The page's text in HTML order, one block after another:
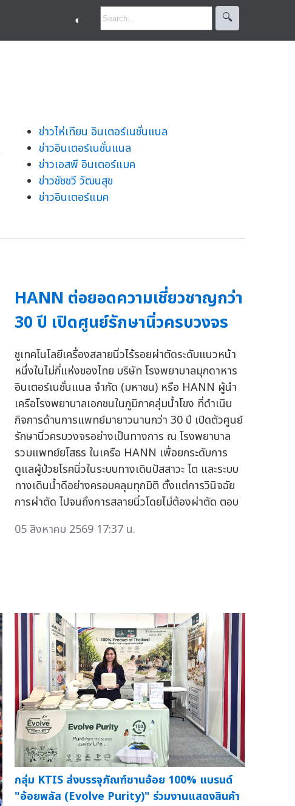
◐ 🔍︎
ข่าวไห่เทียน อินเตอร์เนชั่นแนล
ข่าวอินเตอร์เนชั่นแนล
ข่าวเอสพี อินเตอร์แมค
ข่าวชัชชวี วัฒนสุข
ข่าวอินเตอร์แมค
HANN ต่อยอดความเชี่ยวชาญกว่า
30 ปี เปิดศูนย์รักษานิ่วครบวงจร
ชูเทคโนโลยีเครื่องสลายนิ่วไร้รอยผ่าตัดระดับแนวหน้า
หนึ่งในไม่กี่แห่งของไทย บริษัท โรงพยาบาลมุกดาหาร
อินเตอร์เนชั่นแนล จำกัด (มหาชน) หรือ HANN ผู้นำ
เครือโรงพยาบาลเอกชนในภูมิภาคลุ่มน้ำโขง ที่ดำเนิน
กิจการด้านการแพทย์มายาวนานกว่า 30 ปี เปิดตัวศูนย์
รักษานิ่วครบวงจรอย่างเป็นทางการ ณ โรงพยาบาล
รวมแพทย์ยโสธร ในเครือ HANN เพื่อยกระดับการ
ดูแลผู้ป่วยโรคนิ่วในระบบทางเดินปัสสาวะ ไต และระบบ
ทางเดินน้ำดีอย่างครอบคลุมทุกมิติ ตั้งแต่การวินิจฉัย
การผ่าตัด ไปจนถึงการสลายนิ่วโดยไม่ต้องผ่าตัด ตอบ
05 สิงหาคม 2569 17:37 น.
กลุ่ม KTIS ส่งบรรจุภัณฑ์ชานอ้อย 100% แบรนด์
"อ้อยพลัส (Evolve Purity)" ร่วมงานแสดงสินค้า